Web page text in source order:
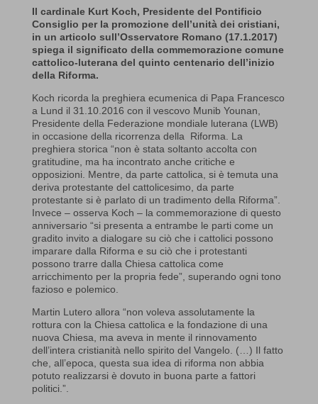
Il cardinale Kurt Koch, Presidente del Pontificio
Consiglio per la promozione dell’unità dei cristiani,
in un articolo sull’Osservatore Romano (17.1.2017)
spiega il significato della commemorazione comune
cattolico-luterana del quinto centenario dell’inizio
della Riforma.
Koch ricorda la preghiera ecumenica di Papa Francesco
a Lund il 31.10.2016 con il vescovo Munib Younan,
Presidente della Federazione mondiale luterana (LWB)
in occasione della ricorrenza della Riforma. La
preghiera storica “non è stata soltanto accolta con
gratitudine, ma ha incontrato anche critiche e
opposizioni. Mentre, da parte cattolica, si è temuta una
deriva protestante del cattolicesimo, da parte
protestante si è parlato di un tradimento della Riforma”.
Invece – osserva Koch – la commemorazione di questo
anniversario “si presenta a entrambe le parti come un
gradito invito a dialogare su ciò che i cattolici possono
imparare dalla Riforma e su ciò che i protestanti
possono trarre dalla Chiesa cattolica come
arricchimento per la propria fede”, superando ogni tono
fazioso e polemico.
Martin Lutero allora “non voleva assolutamente la
rottura con la Chiesa cattolica e la fondazione di una
nuova Chiesa, ma aveva in mente il rinnovamento
dell’intera cristianità nello spirito del Vangelo. (…) Il fatto
che, all’epoca, questa sua idea di riforma non abbia
potuto realizzarsi è dovuto in buona parte a fattori
politici.”.